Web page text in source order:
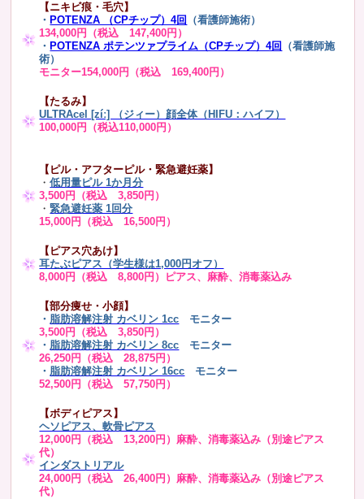
【ニキビ痕・毛穴】
・ POTENZA （CPチップ）4回
（看護師施術）
134,000円（税込 147,400円）
・ POTENZA ポテンツァプライム（CPチップ）4回
（看護師施
術）
モニター154,000円（税込 169,400円）
【たるみ】
ULTRAcel [zíː] （ジィー）顔全体（HIFU：ハイフ）
100,000円（税込110,000円）
【ピル・アフターピル・緊急避妊薬】
・低用量ピル 1か月分
3,500円（税込 3,850円）
・緊急避妊薬 1回分
15,000円（税込 16,500円）
【ピアス穴あけ】
耳たぶピアス（学生様は1,000円オフ）
8,000円（税込 8,800円）ピアス、麻酔、消毒薬込み
【部分痩せ・小顔】
・ 脂肪溶解注射 カベリン 1cc モニター
3,500円（税込 3,850円）
・ 脂肪溶解注射 カベリン 8cc モニター
26,250円（税込 28,875円）
・ 脂肪溶解注射 カベリン 16cc
モニター
52,500円（税込 57,750円）
【ボディピアス】
ヘソピアス、軟骨ピアス
12,000円（税込 13,200円）麻酔、消毒薬込み（別途ピアス
代）
インダストリアル
24,000円（税込 26,400円）麻酔、消毒薬込み（別途ピアス
代）